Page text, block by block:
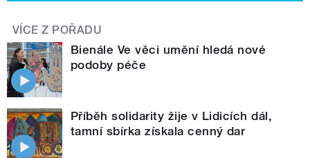
VÍCE Z POŘADU
Bienále Ve věci umění hledá nové
podoby péče
Příběh solidarity žije v Lidicích dál,
tamní sbírka získala cenný dar